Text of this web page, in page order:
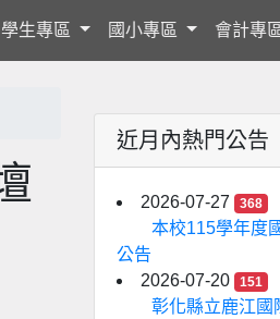
學生專區 國小專區 會計專
近月內熱門公告
2026-07-27 368
本校115學年度
公告
2026-07-20
151
彰化縣立鹿江國